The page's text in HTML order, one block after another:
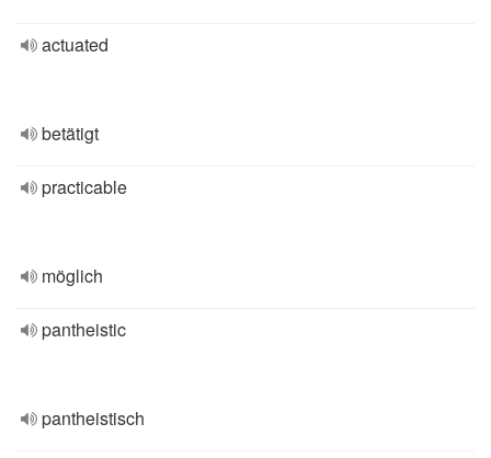
actuated
betätigt
practicable
möglich
pantheistic
pantheistisch